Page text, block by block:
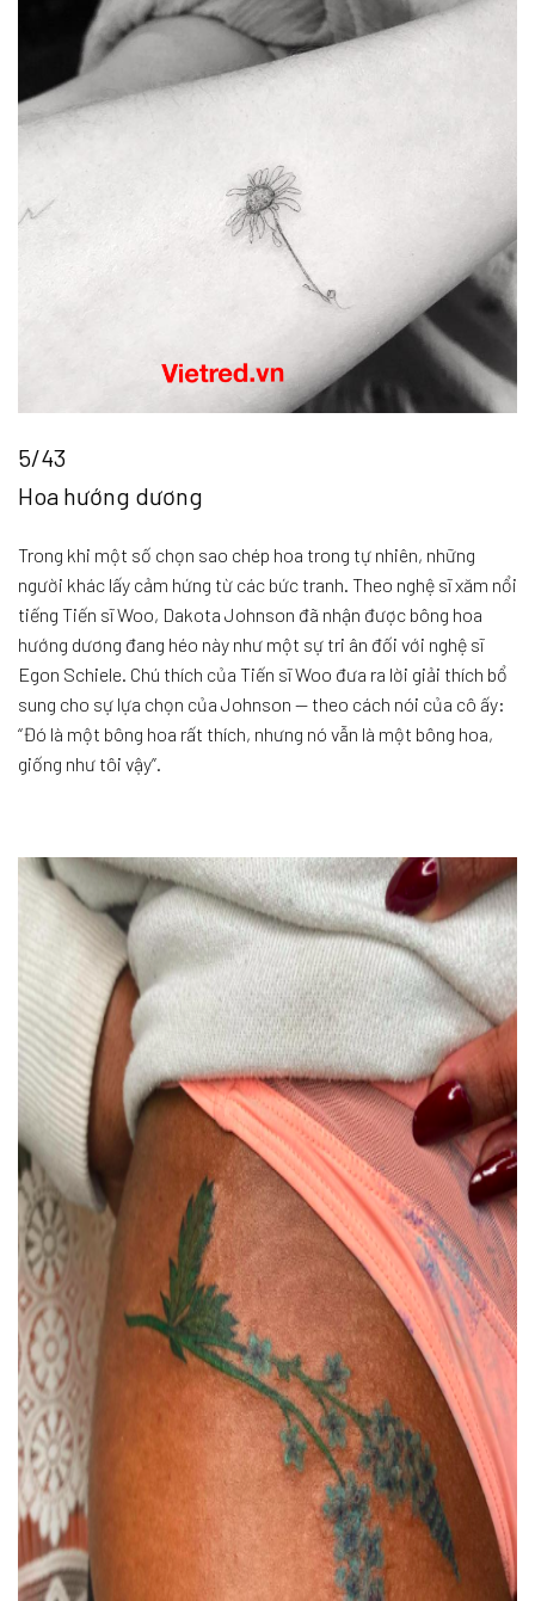
5/43
Hoa hướng dương
Trong khi một số chọn sao chép hoa trong tự nhiên, những
người khác lấy cảm hứng từ các bức tranh. Theo nghệ sĩ xăm nổi
tiếng Tiến sĩ Woo, Dakota Johnson đã nhận được bông hoa
hướng dương đang héo này như một sự tri ân đối với nghệ sĩ
Egon Schiele. Chú thích của Tiến sĩ Woo đưa ra lời giải thích bổ
sung cho sự lựa chọn của Johnson — theo cách nói của cô ấy:
“Đó là một bông hoa rất thích, nhưng nó vẫn là một bông hoa,
giống như tôi vậy”.